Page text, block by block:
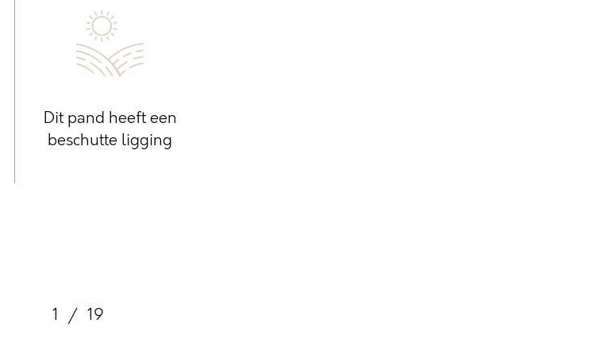
Dit pand heeft een
beschutte ligging
1 / 19